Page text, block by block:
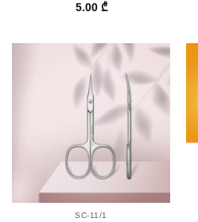
5.00 ₾
SC-11/1